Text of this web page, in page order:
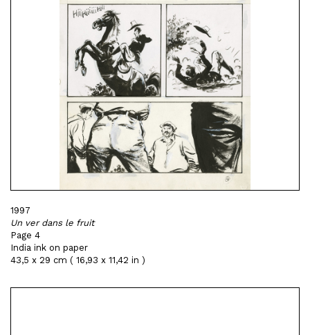
1997
Un ver dans le fruit
Page 4
India ink on paper
43,5 x 29 cm ( 16,93 x 11,42 in )